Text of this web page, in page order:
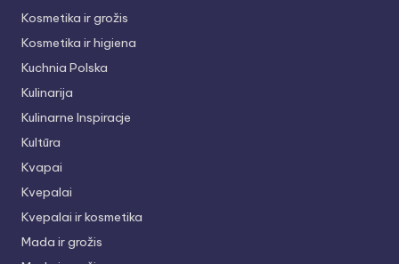
Kosmetika ir grožis
Kosmetika ir higiena
Kuchnia Polska
Kulinarija
Kulinarne Inspiracje
Kultūra
Kvapai
Kvepalai
Kvepalai ir kosmetika
Mada ir grožis